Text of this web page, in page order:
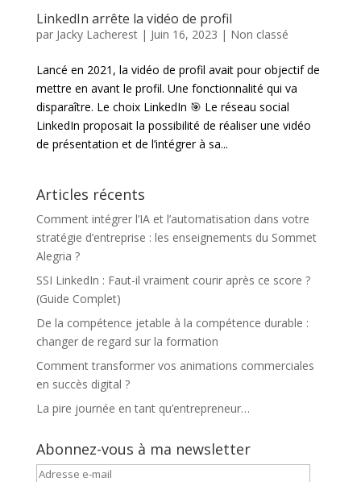
LinkedIn arrête la vidéo de profil
par Jacky Lacherest| Juin 16, 2023 | Non classé
Lancé en 2021, la vidéo de profil avait pour objectif de
mettre en avant le profil. Une fonctionnalité qui va
disparaître. Le choix LinkedIn 🎯 Le réseau social
LinkedIn proposait la possibilité de réaliser une vidéo
de présentation et de l’intégrer à sa...
Articles récents
Comment intégrer l’IA et l’automatisation dans votre
stratégie d’entreprise : les enseignements du Sommet
Alegria ?
SSI LinkedIn : Faut-il vraiment courir après ce score ?
(Guide Complet)
De la compétence jetable à la compétence durable :
changer de regard sur la formation
Comment transformer vos animations commerciales
en succès digital ?
La pire journée en tant qu’entrepreneur…
Abonnez-vous à ma newsletter
Adresse